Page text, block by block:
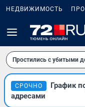
НЕДВИЖИМОСТЬ
Простились с убитыми
СРОЧНО
График
адресами